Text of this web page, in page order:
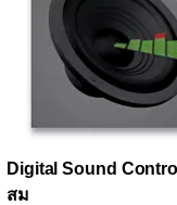
Digital Sound
สม